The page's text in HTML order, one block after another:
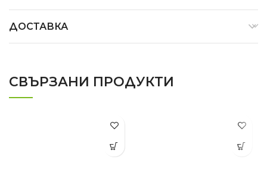
ДОСТАВКА
СВЪРЗАНИ ПРОДУКТИ